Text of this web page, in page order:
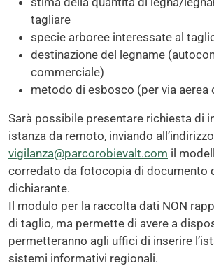
tagliare
specie arboree interessate al
destinazione del legname
commerciale)
metodo di esbosco (per via aerea
Sarà possibile presentare richiesta di
istanza da remoto, inviando all’indirizzo
vigilanza@parcorobievalt.com il
corredato da fotocopia di documento
dichiarante.
Il modulo per la raccolta dati NON
di taglio, ma permette di avere a
permetteranno agli uffici di inserire
sistemi informativi regionali.